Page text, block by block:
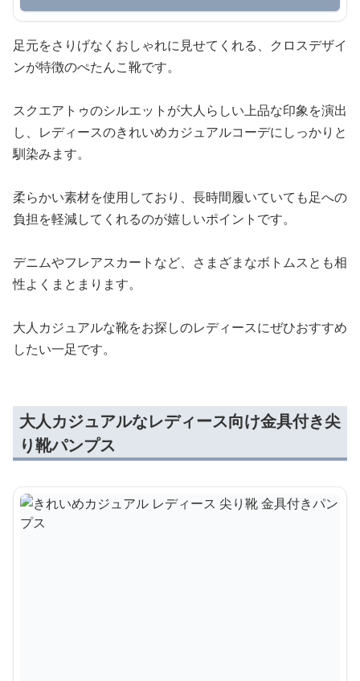
足元をさりげなくおしゃれに見せてくれる、クロスデザイ
ンが特徴のぺたんこ靴です。
スクエアトゥのシルエットが大人らしい上品な印象を演出
し、レディースのきれいめカジュアルコーデにしっかりと
馴染みます。
柔らかい素材を使用しており、長時間履いていても足への
負担を軽減してくれるのが嬉しいポイントです。
デニムやフレアスカートなど、さまざまなボトムスとも相
性よくまとまります。
大人カジュアルな靴をお探しのレディースにぜひおすすめ
したい一足です。
大人カジュアルなレディース向け金具付き尖
り靴パンプス